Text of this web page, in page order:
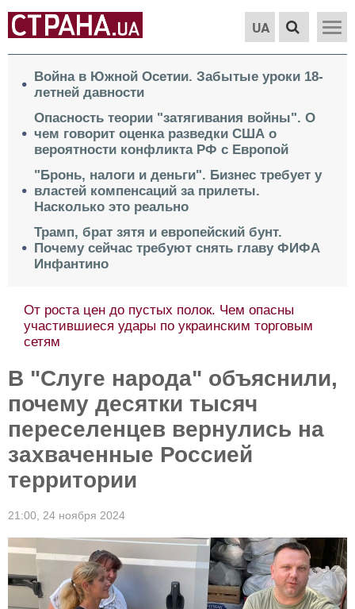
UA
Война в Южной Осетии. Забытые уроки 18-
летней давности
Опасность теории "затягивания войны". О
чем говорит оценка разведки США о
вероятности конфликта РФ с Европой
"Бронь, налоги и деньги". Бизнес требует у
властей компенсаций за прилеты.
Насколько это реально
Трамп, брат зятя и европейский бунт.
Почему сейчас требуют снять главу ФИФА
Инфантино
От роста цен до пустых полок. Чем опасны
участившиеся удары по украинским торговым
сетям
В "Слуге народа" объяснили,
почему десятки тысяч
переселенцев вернулись на
захваченные Россией
территории
21:00, 24 ноября 2024